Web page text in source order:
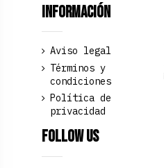
Información
Aviso legal
Términos y
condiciones
Política de
privacidad
Follow us